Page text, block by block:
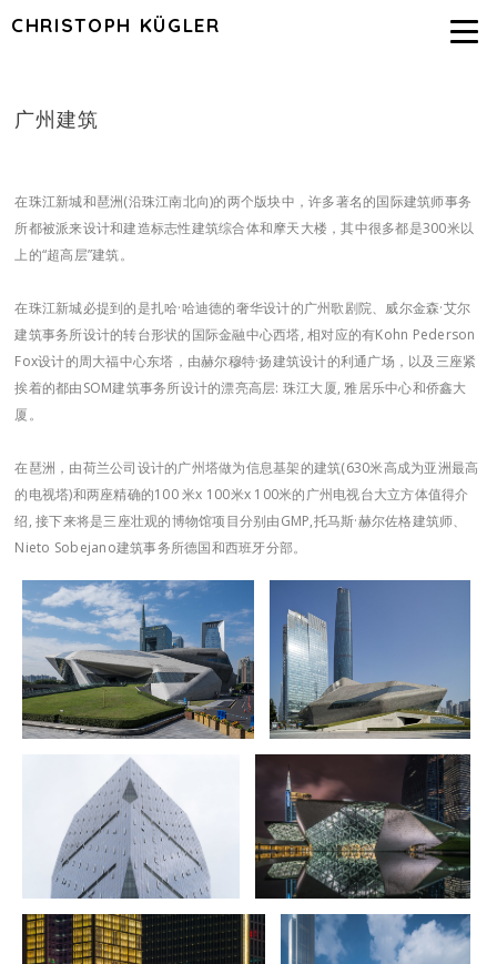
CHRISTOPH KÜGLER
广州建筑
在珠江新城和琶洲(沿珠江南北向)的两个版块中，许多著名的国际建筑师事务
所都被派来设计和建造标志性建筑综合体和摩天大楼，其中很多都是300米以
上的“超高层”建筑。
在珠江新城必提到的是扎哈·哈迪德的奢华设计的广州歌剧院、威尔金森·艾尔
建筑事务所设计的转台形状的国际金融中心西塔, 相对应的有Kohn Pederson
Fox设计的周大福中心东塔，由赫尔穆特·扬建筑设计的利通广场，以及三座紧
挨着的都由SOM建筑事务所设计的漂亮高层: 珠江大厦, 雅居乐中心和侨鑫大
厦。
在琶洲，由荷兰公司设计的广州塔做为信息基架的建筑(630米高成为亚洲最高
的电视塔)和两座精确的100 米x 100米x 100米的广州电视台大立方体值得介
绍, 接下来将是三座壮观的博物馆项目分别由GMP,托马斯·赫尔佐格建筑师、
Nieto Sobejano建筑事务所德国和西班牙分部。